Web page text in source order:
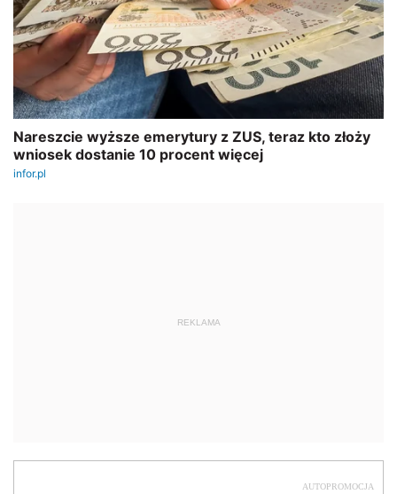
REKLAMA
AUTOPROMOCJA